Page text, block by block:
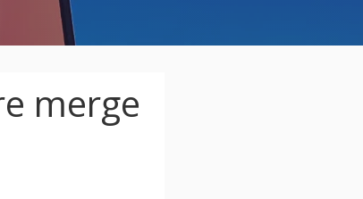
merge